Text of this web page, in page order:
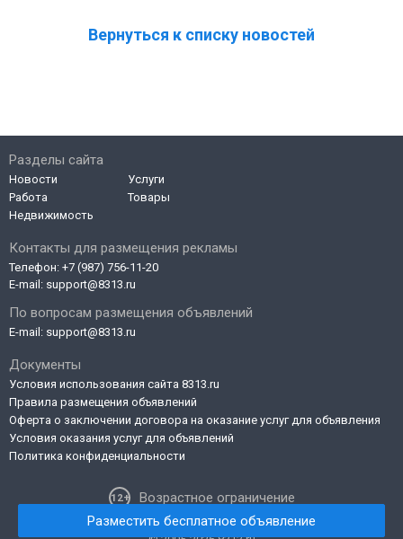
Вернуться к списку новостей
Контакты для размещения рекламы
Телефон: +7 (987) 756-11-20
E-mail: support@8313.ru
По вопросам размещения объявлений
E-mail: support@8313.ru
Документы
Условия использования сайта 8313.ru
Правила размещения объявлений
Оферта о заключении договора на оказание услуг для объявления
Условия оказания услуг для объявлений
Политика конфиденциальности
Возрастное ограничение
Разделы сайта
Новости
Работа
Недвижимость
Услуги
Товары
Разместить бесплатное объявление